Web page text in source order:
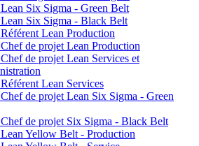
Six Sigma - Green Belt
Six Sigma - Black Belt
Lean Production
de projet Lean Production
de projet Lean Services et
Lean Services
de projet Lean Six Sigma - Green
de projet Six Sigma - Black Belt
Yellow Belt - Production